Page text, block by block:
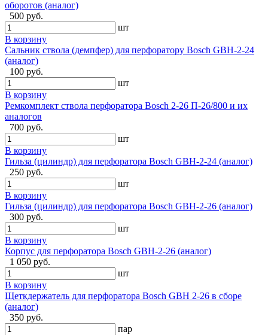
оборотов (аналог)
500 руб.
шт
В корзину
Сальник ствола (демпфер) для перфоратору Bosch GBH-2-24
(аналог)
100 руб.
шт
В корзину
Ремкомплект ствола перфоратора Bosch 2-26 П-26/800 и их
аналогов
700 руб.
шт
В корзину
Гильза (цилиндр) для перфоратора Bosch GBH-2-24 (аналог)
250 руб.
шт
В корзину
Гильза (цилиндр) для перфоратора Bosch GBH-2-26 (аналог)
300 руб.
шт
В корзину
Корпус для перфоратора Bosch GBH-2-26 (аналог)
1 050 руб.
шт
В корзину
Щеткдержатель для перфоратора Bosch GBH 2-26 в сборе
(аналог)
350 руб.
пар